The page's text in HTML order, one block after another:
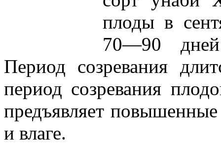
плоды в
70—90
Период созревания
период созревания
предъявляет
и влаге.